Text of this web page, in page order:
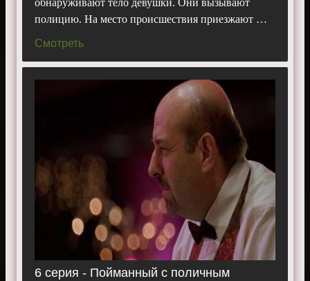
обнаруживают тело девушки. Они вызывают
полицию. На место происшествия приезжают …
Смотреть
6 серия - Пойманный с поличным